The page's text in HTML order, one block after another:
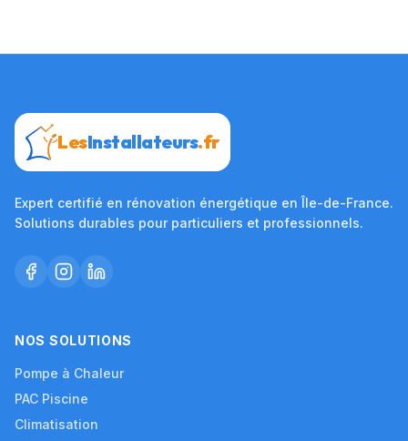
LesInstallateurs.fr
Expert certifié en rénovation énergétique en Île-de-France.
Solutions durables pour particuliers et professionnels.
NOS SOLUTIONS
Pompe à Chaleur
PAC Piscine
Climatisation